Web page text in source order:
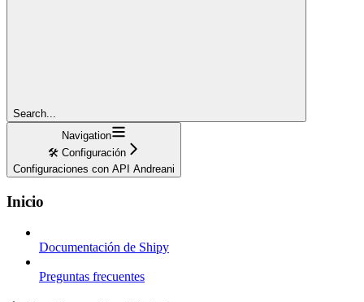
Search...
Navigation
🛠️ Configuración
Configuraciones con API Andreani
Inicio
Documentación de Shipy
Preguntas frecuentes